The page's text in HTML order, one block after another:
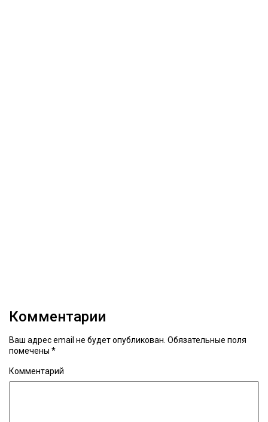
Комментарии
Ваш адрес email не будет опубликован. Обязательные поля
помечены *
Комментарий